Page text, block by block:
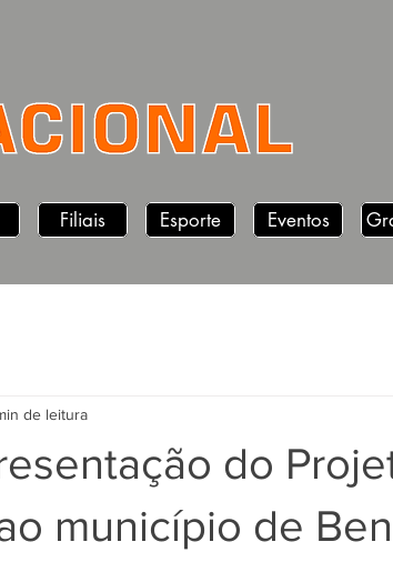
Filiais Esporte Eventos
do
município de
de leitura